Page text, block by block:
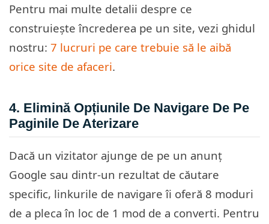
Pentru mai multe detalii despre ce
construiește încrederea pe un site, vezi ghidul
nostru: 7 lucruri pe care trebuie să le aibă
orice site de afaceri.
4. Elimină Opțiunile De Navigare De Pe
Paginile De Aterizare
Dacă un vizitator ajunge de pe un anunț
Google sau dintr-un rezultat de căutare
specific, linkurile de navigare îi oferă 8 moduri
de a pleca în loc de 1 mod de a converti. Pentru